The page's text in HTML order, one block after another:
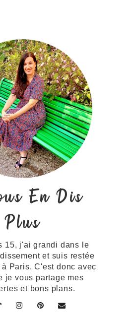
En Dis
Plus
15, j'ai grandi dans le
et suis restée
Paris. C'est donc avec
je vous partage mes
et bons plans.